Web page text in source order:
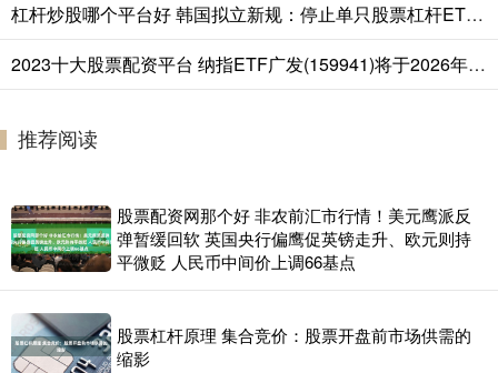
杠杆炒股哪个平台好 韩国拟立新规：停止单只股票杠杆ETF交易，考虑临时禁止卖空
2023十大股票配资平台 纳指ETF广发(159941)将于2026年8月7日开市起停牌，自2026年8月7日10:30起复牌，停牌期间赎回业务照常办理
推荐阅读
股票配资网那个好 非农前汇市行情！美元鹰派反
弹暂缓回软 英国央行偏鹰促英镑走升、欧元则持
平微贬 人民币中间价上调66基点
股票杠杆原理 集合竞价：股票开盘前市场供需的
缩影